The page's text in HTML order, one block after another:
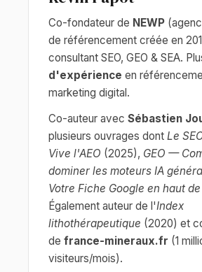
Co-fondateur de NEWP
de référencement créée en
consultant SEO, GEO & SEA.
d'expérience en
marketing digital.
Co-auteur avec Sébastien
plusieurs ouvrages dont Le
Vive l'AEO (2025), GEO —
dominer les moteurs IA
Votre Fiche Google en haut
Également auteur de l'Index
lithothérapeutique (2020) et
de france-mineraux.fr (1
visiteurs/mois).